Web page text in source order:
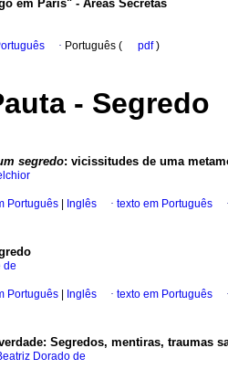
em Paris" - Áreas Secretas
· Português ( pdf)
- Segredo
segredo: vicissitudes de uma
Português Inglês · texto em Português
de
Português Inglês · texto em Português
: Segredos, mentiras, traumas
Dorado de